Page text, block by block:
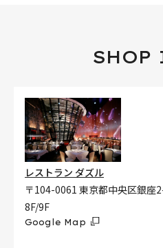
SHOP
レストラン ダズル
〒104-0061 東京都中央区銀座
8F/9F
Google Map